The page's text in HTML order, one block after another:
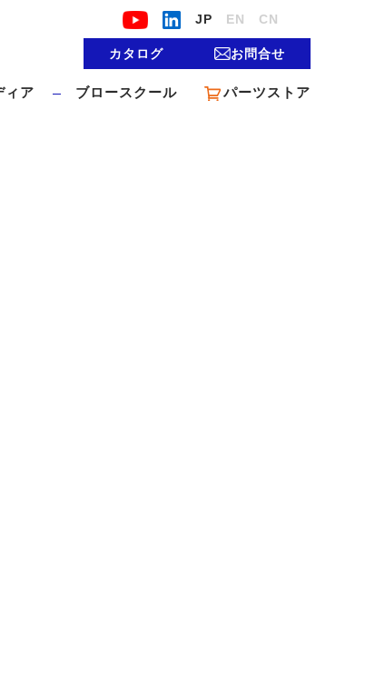
JP EN CN
カタログ お問合せ
ィア ブロースクール パーツストア